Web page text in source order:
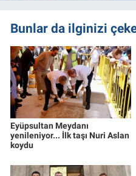
Bunlar da ilginizi
Eyüpsultan Meydanı
yenileniyor... İlk taşı Nuri Aslan
koydu